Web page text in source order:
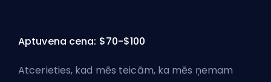
Aptuvena cena: $70-$100
Atcerieties, kad mēs teicām, ka mēs ņemam